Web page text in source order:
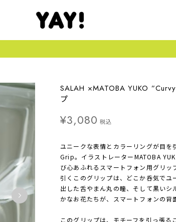
SALAH ×MATOBA YUKO
プ
¥3,080 税込
ユニークな表情とカラーリングが目
Grip。イラストレーターMATOBA
び心あふれるスマートフォン用グリ
引くこのグリップは、どこか呑気で
出した舌やまん丸の瞳、そして黒い
かなお花たちが、スマートフォンの背
このグリップは、モチーフを引っ張